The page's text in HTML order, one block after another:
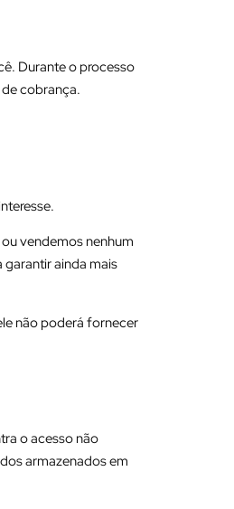
Durante o processo
cobrança.
vendemos nenhum
ainda mais
não poderá fornecer
o acesso não
armazenados em